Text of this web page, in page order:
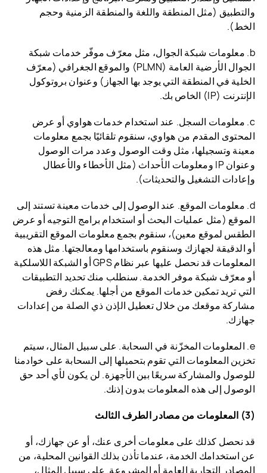
والتطبيق (مثل المنطقة واللغة والمنطقة الزمنية وحجم
الخط).
b. معلومات شبكة الجوال، مثل معرّف موفّر خدمات شبكة
الجوال الأرضية العامة (PLMN) والموقع الجغرافي (معرّف
الخلية في المنطقة التي يوجد بها الجهاز) وعنوان بروتوكول
الإنترنت (IP) الخاص بك.
c. معلومات السجل. عند استخدام خدمات هواوي أو عرض
المحتوى المقدم من هواوي، سنقوم تلقائيًا بجمع معلومات
معينة وتسجيلها، مثل وقت الوصول وعدد مرات الوصول
وعنوان IP ومعلومات الأحداث (مثل الأخطاء والأعطال
وإعادات التشغيل والتحديثات).
d. معلومات الموقع. عند الوصول إلى خدمات معينة تستند إلى
الموقع (مثل عمليات البحث أو استخدام برامج التوجيه أو عرض
الطقس لموقع معين)، سنقوم بجمع معلومات الموقع التقريبية
أو الدقيقة لجهازك وسنقوم باستخدامها ومعالجتها. مثل هذه
المعلومات قد نحصل عليها عبر نظام GPS أو الشبكة اللاسلكية
أو معرّف شبكة موفر الخدمة. سنطلب منك تحديد التطبيقات
التي تريد تمكين خدمات الموقع من أجلها. يمكنك رفض
مشاركة موقعك من خلال تعطيل الإذن ذي الصلة من إعدادات
جهازك.
e. المعلومات المخزّنة في السحابة. على سبيل المثال، سيتم
تخزين المعلومات التي تقوم بتحميلها إلى السحابة على خوادمنا
للوصول والمشاركة سريعًا بين الأجهزة. لن يكون لأي أحد حق
الوصول إلى هذه المعلومات بدون إذنك.
(3) المعلومات من مصادر الطرف الثالث
قد نحصل كذلك على معلومات أخرى عنك، أو عن جهازك، أو
عن استخدامك الخدمة، عندما تأذن بذلك القوانين المحلية، من
المصادر التجارية العامة أو المشروعة. على سبيل المثال،